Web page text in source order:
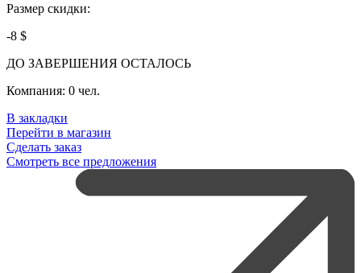
Размер скидки:
-8 $
ДО ЗАВЕРШЕНИЯ ОСТАЛОСЬ
Компания: 0 чел.
В закладки
Перейти в магазин
Сделать заказ
Смотреть все предложения